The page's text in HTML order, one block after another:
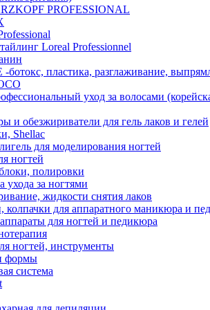
PROFESSIONAL
Loreal Professionnel
ботокс, пластика, разглаживание,
уход за волосами
и обезжириватели для гель лаков и гелей
Shellac
для моделирования ногтей
ногтей
полировки
ухода за ногтями
жидкости снятия лаков
колпачки для аппаратного маникюра и
для ногтей и педикюра
ногтей, инструменты
формы
система